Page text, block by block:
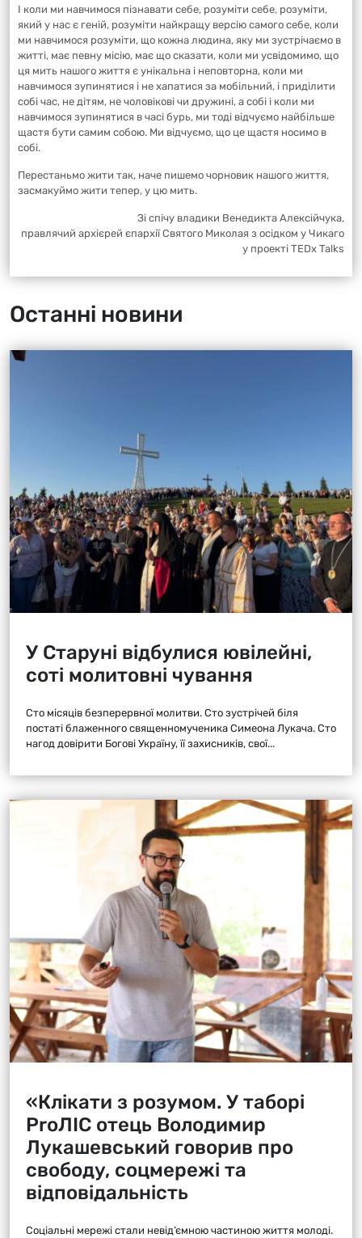
І коли ми навчимося пізнавати себе, розуміти себе, розуміти,
який у нас є геній, розуміти найкращу версію самого себе, коли
ми навчимося розуміти, що кожна людина, яку ми зустрічаємо в
житті, має певну місію, має що сказати, коли ми усвідомимо, що
ця мить нашого життя є унікальна і неповторна, коли ми
навчимося зупинятися і не хапатися за мобільний, і приділити
собі час, не дітям, не чоловікові чи дружині, а собі і коли ми
навчимося зупинятися в часі бурь, ми тоді відчуємо найбільше
щастя бути самим собою. Ми відчуємо, що це щастя носимо в
собі.
Перестаньмо жити так, наче пишемо чорновик нашого життя,
засмакуймо жити тепер, у цю мить.
Зі спічу владики Венедикта Алексійчука,
правлячий архієрей єпархії Святого Миколая з осідком у Чикаго
у проекті TEDx Talks
Останні новини
У Старуні відбулися ювілейні,
соті молитовні чування
Сто місяців безперервної молитви. Сто зустрічей біля
постаті блаженного священномученика Симеона Лукача. Сто
нагод довірити Богові Україну, її захисників, свої...
«Клікати з розумом. У таборі
ProЛІС отець Володимир
Лукашевський говорив про
свободу, соцмережі та
відповідальність
Соціальні мережі стали невід’ємною частиною життя молоді.